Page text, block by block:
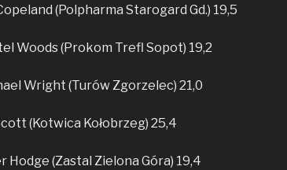
(Polpharma Starogard Gd.) 19,5
Woods (Prokom Trefl Sopot) 19,2
Wright (Turów Zgorzelec) 21,0
(Kotwica Kołobrzeg) 25,4
Hodge (Zastal Zielona Góra) 19,4